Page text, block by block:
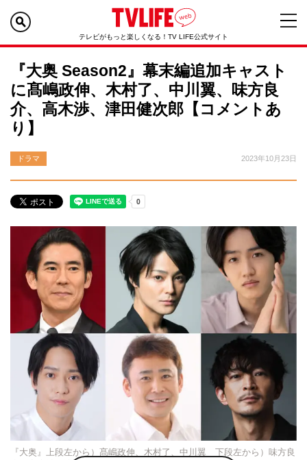
テレビがもっと楽しくなる！TV LIFE公式サイト
『大奥 Season2』幕末編追加キャスト
に髙嶋政伸、木村了、中川翼、味方良
介、高木渉、津田健次郎【コメントあ
り】
ドラマ 2023年10月23日
『大奥』上段左から）髙嶋政伸、木村了、中川翼 下段左から）味方良